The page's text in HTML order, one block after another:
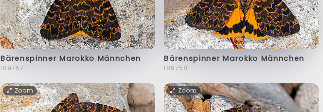
Bärenspinner Marokko Männchen
f89757
Bärenspinner Marokko Männchen
f89758
Zoom Zoom